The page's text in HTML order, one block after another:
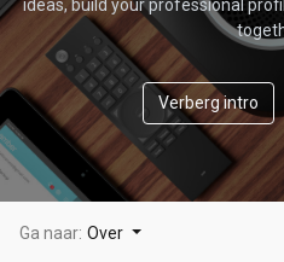
ideas, build your professional
Verberg intro
Ga naar: Over